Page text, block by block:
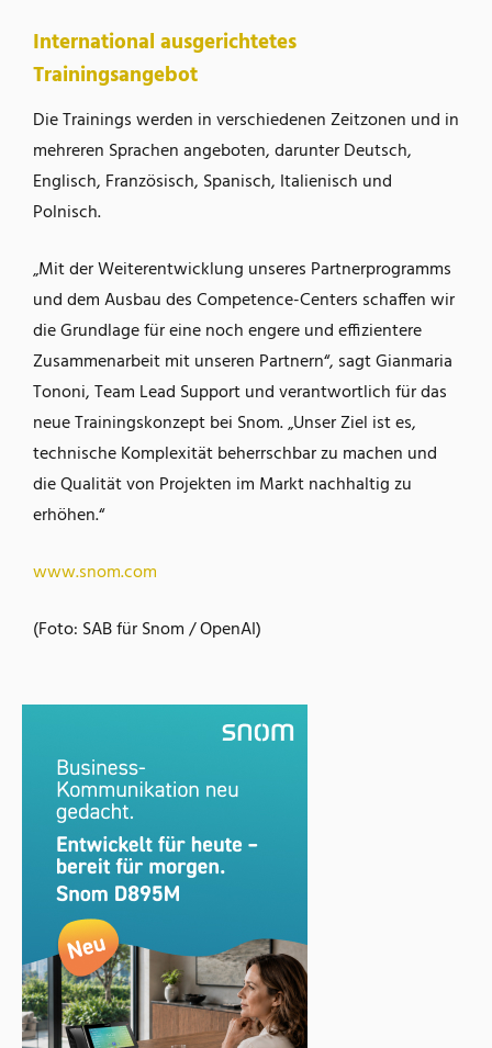
International ausgerichtetes
Trainingsangebot
Die Trainings werden in verschiedenen Zeitzonen und in
mehreren Sprachen angeboten, darunter Deutsch,
Englisch, Französisch, Spanisch, Italienisch und
Polnisch.
„Mit der Weiterentwicklung unseres Partnerprogramms
und dem Ausbau des Competence-Centers schaffen wir
die Grundlage für eine noch engere und effizientere
Zusammenarbeit mit unseren Partnern“, sagt Gianmaria
Tononi, Team Lead Support und verantwortlich für das
neue Trainingskonzept bei Snom. „Unser Ziel ist es,
technische Komplexität beherrschbar zu machen und
die Qualität von Projekten im Markt nachhaltig zu
erhöhen.“
www.snom.com
(Foto: SAB für Snom / OpenAI)